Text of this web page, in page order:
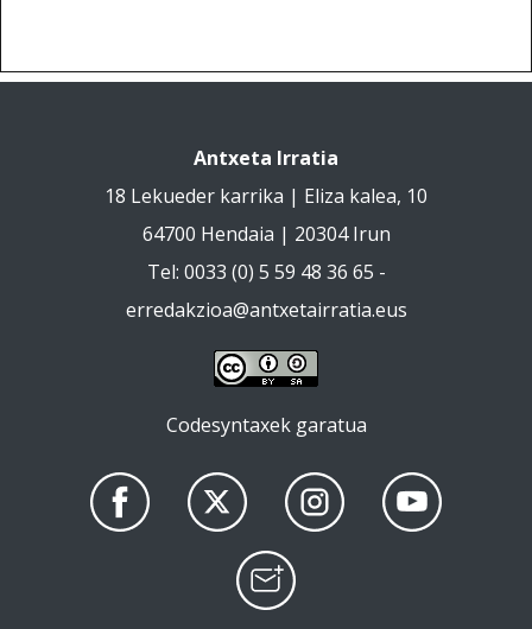
Antxeta Irratia
18 Lekueder karrika | Eliza kalea, 10
64700 Hendaia | 20304 Irun
Tel: 0033 (0) 5 59 48 36 65 -
erredakzioa@antxetairratia.eus
Codesyntaxek garatua